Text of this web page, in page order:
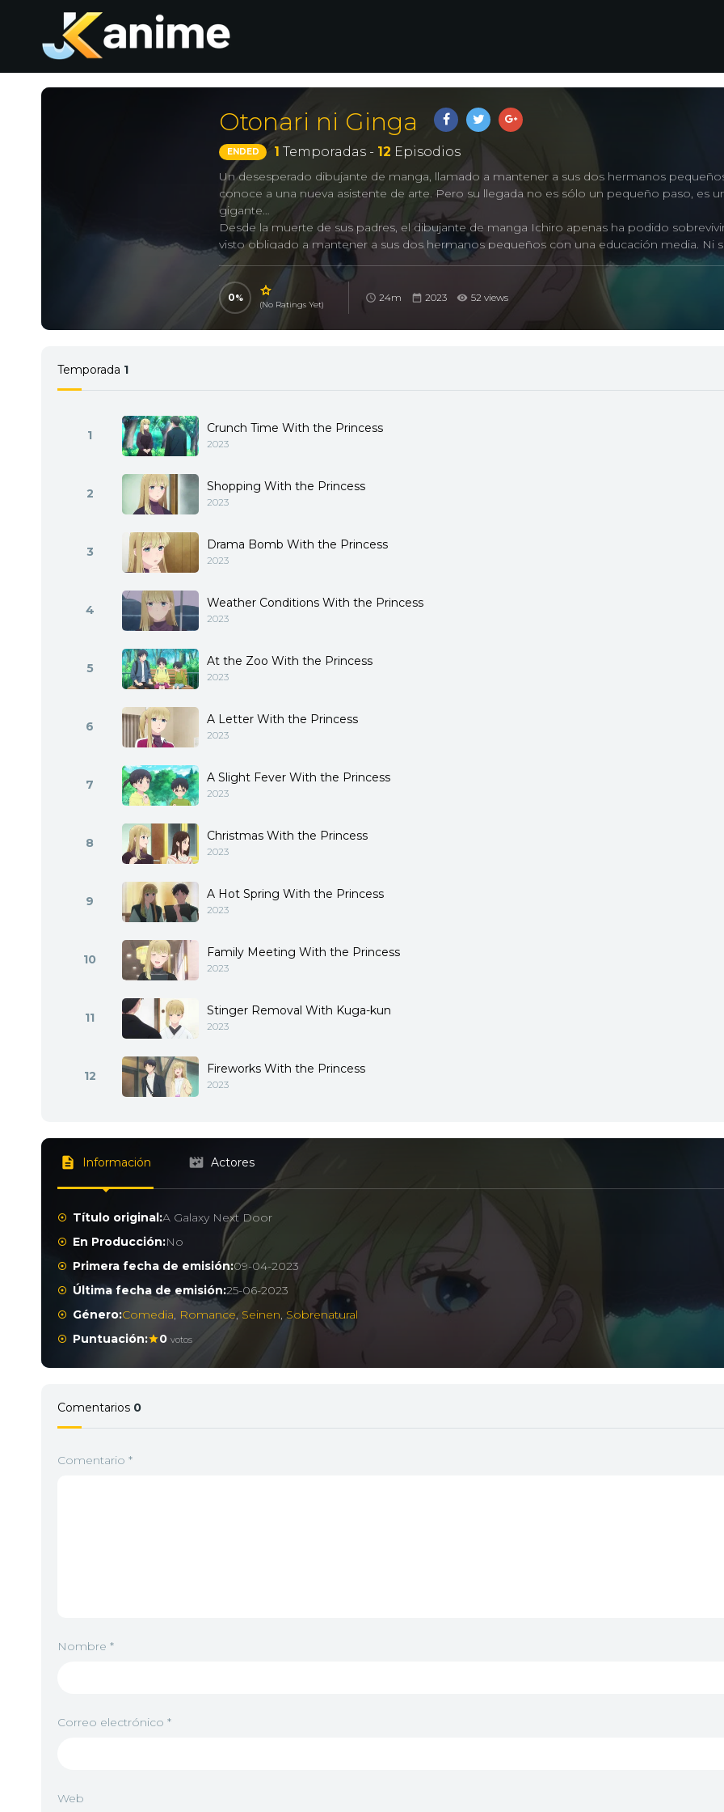
Otonari ni Ginga
ENDED 1 Temporadas - 12 Episodios
Un desesperado dibujante de manga, llamado a mantener a sus dos hermanos
conoce a una nueva asistente de arte. Pero su llegada no es sólo un pequeño paso, es
gigante…
Desde la muerte de sus padres, el dibujante de manga Ichiro apenas ha podido
visto obligado a mantener a sus dos hermanos pequeños con una educación media. Ni
tiene tiempo para aprender a utilizar un ordenador, lo que le obliga a seguir luchando con
y el papel. Cuando sus asistentes artísticos renuncian para emprender su propio camino,
de hacer malabarismos con los plazos, la familia y el miedo constante a perder su trabajo,
se siente al borde de un colapso total. Pero entonces aparece una nueva ayudante en la
Ichiro, ¡y sus perspectivas empiezan a mejorar inmediatamente! Es una artista increíble,
0
(No Ratings Yet)
24m 2023 52 views
Temporada 1
1 Crunch Time With the Princess
2023
2 Shopping With the Princess
2023
3 Drama Bomb With the Princess
2023
4 Weather Conditions With the Princess
2023
5 At the Zoo With the Princess
2023
6 A Letter With the Princess
2023
7 A Slight Fever With the Princess
2023
8 Christmas With the Princess
2023
9 A Hot Spring With the Princess
2023
10 Family Meeting With the Princess
2023
11 Stinger Removal With Kuga-kun
2023
12 Fireworks With the Princess
2023
Información Actores
Título original:A Galaxy Next Door
En Producción:No
Primera fecha de emisión:09-04-2023
Última fecha de emisión:25-06-2023
Género:Comedia, Romance, Seinen, Sobrenatural
Puntuación:
0 votos
Comentarios 0
Comentario *
Nombre *
Correo electrónico *
Web